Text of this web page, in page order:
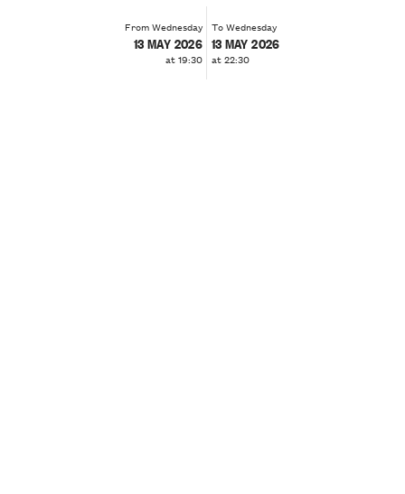
From Wednesday
13 MAY 2026
at 19:30
To Wednesday
13 MAY 2026
at 22:30